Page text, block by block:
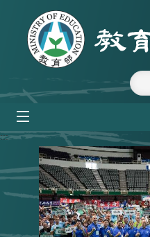
跳到主要內容區塊
:::